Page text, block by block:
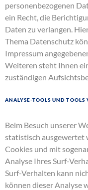
personenbezogenen
ein Recht, die
Daten zu verlangen.
Thema Datenschutz
Impressum
Weiteren steht Ihnen
zuständigen
Analyse-Tools und
Beim Besuch unserer
statistisch ausgewertet
Cookies und mit
Analyse Ihres Surf-
Surf-Verhalten kann
können dieser Analyse